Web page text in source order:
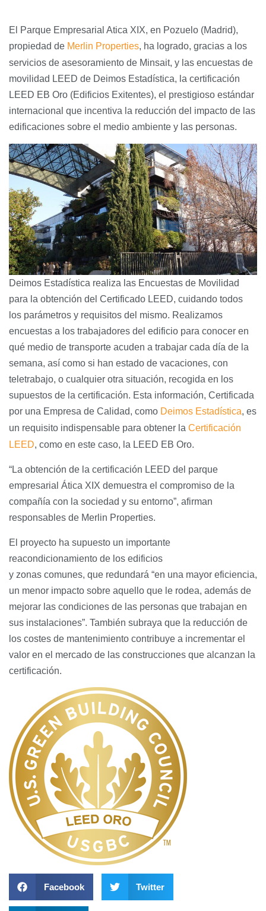
El Parque Empresarial Atica XIX, en Pozuelo (Madrid),
propiedad de Merlin Properties, ha logrado, gracias a los
servicios de asesoramiento de Minsait, y las encuestas de
movilidad LEED de Deimos Estadística, la certificación
LEED EB Oro (Edificios Exitentes), el prestigioso estándar
internacional que incentiva la reducción del impacto de las
edificaciones sobre el medio ambiente y las personas.
Deimos Estadística realiza las Encuestas de Movilidad
para la obtención del Certificado LEED, cuidando todos
los parámetros y requisitos del mismo. Realizamos
encuestas a los trabajadores del edificio para conocer en
qué medio de transporte acuden a trabajar cada día de la
semana, así como si han estado de vacaciones, con
teletrabajo, o cualquier otra situación, recogida en los
supuestos de la certificación. Esta información, Certificada
por una Empresa de Calidad, como Deimos Estadística, es
un requisito indispensable para obtener la Certificación
LEED, como en este caso, la LEED EB Oro.
“La obtención de la certificación LEED del parque
empresarial Ática XIX demuestra el compromiso de la
compañía con la sociedad y su entorno”, afirman
responsables de Merlin Properties.
El proyecto ha supuesto un importante
reacondicionamiento de los edificios
y zonas comunes, que redundará “en una mayor eficiencia,
un menor impacto sobre aquello que le rodea, además de
mejorar las condiciones de las personas que trabajan en
sus instalaciones”. También subraya que la reducción de
los costes de mantenimiento contribuye a incrementar el
valor en el mercado de las construcciones que alcanzan la
certificación.
Facebook Twitter